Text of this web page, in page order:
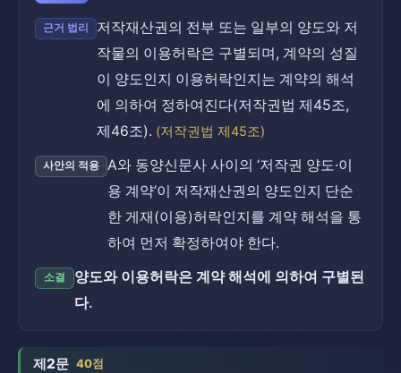
근거 법리
저작재산권의 전부 또는 일부의 양도와 저
작물의 이용허락은 구별되며, 계약의 성질
이 양도인지 이용허락인지는 계약의 해석
에 의하여 정하여진다(저작권법 제45조,
제46조). (저작권법 제45조)
사안의 적용
A와 동양신문사 사이의 ‘저작권 양도·이
용 계약’이 저작재산권의 양도인지 단순
한 게재(이용)허락인지를 계약 해석을 통
하여 먼저 확정하여야 한다.
소결
양도와 이용허락은 계약 해석에 의하여 구별된
다.
제2문 40점